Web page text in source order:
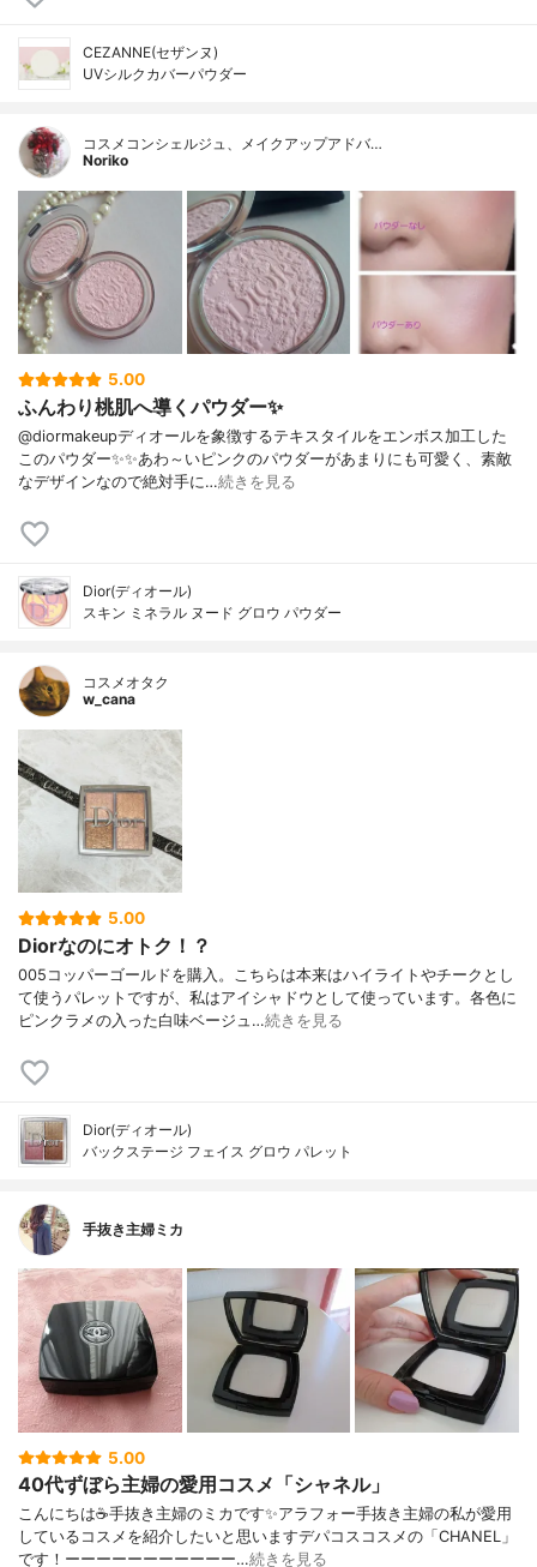
CEZANNE(セザンヌ)
UVシルクカバーパウダー
コスメコンシェルジュ、メイクアップアドバ…
Noriko
5.00
ふんわり桃肌へ導くパウダー✨
@diormakeupディオールを象徴するテキスタイルをエンボス加工した
このパウダー✨✨あわ～いピンクのパウダーがあまりにも可愛く、素敵
なデザインなので絶対手に…続きを見る
Dior(ディオール)
スキン ミネラル ヌード グロウ パウダー
コスメオタク
w_cana
5.00
Diorなのにオトク！？
005コッパーゴールドを購入。こちらは本来はハイライトやチークとし
て使うパレットですが、私はアイシャドウとして使っています。各色に
ピンクラメの入った白味ベージュ…続きを見る
Dior(ディオール)
バックステージ フェイス グロウ パレット
手抜き主婦ミカ
5.00
40代ずぼら主婦の愛用コスメ「シャネル」
こんにちは☕手抜き主婦のミカです✨アラフォー手抜き主婦の私が愛用
しているコスメを紹介したいと思いますデパコスコスメの「CHANEL」
です！ーーーーーーーーーーー…続きを見る